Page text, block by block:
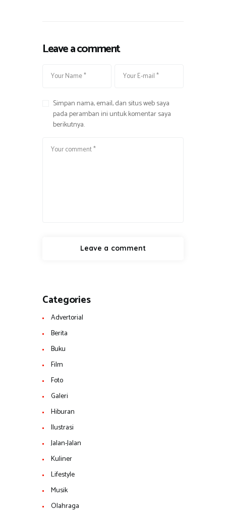
Leave a comment
Simpan nama, email, dan situs web saya
pada peramban ini untuk komentar saya
berikutnya.
Categories
Advertorial
Berita
Buku
Film
Foto
Galeri
Hiburan
Ilustrasi
Jalan-Jalan
Kuliner
Lifestyle
Musik
Olahraga